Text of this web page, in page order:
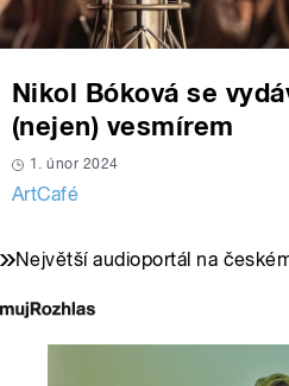
Nikol Bóková se
(nejen) vesmírem
1. únor 2024
ArtCafé
Největší audioportál na